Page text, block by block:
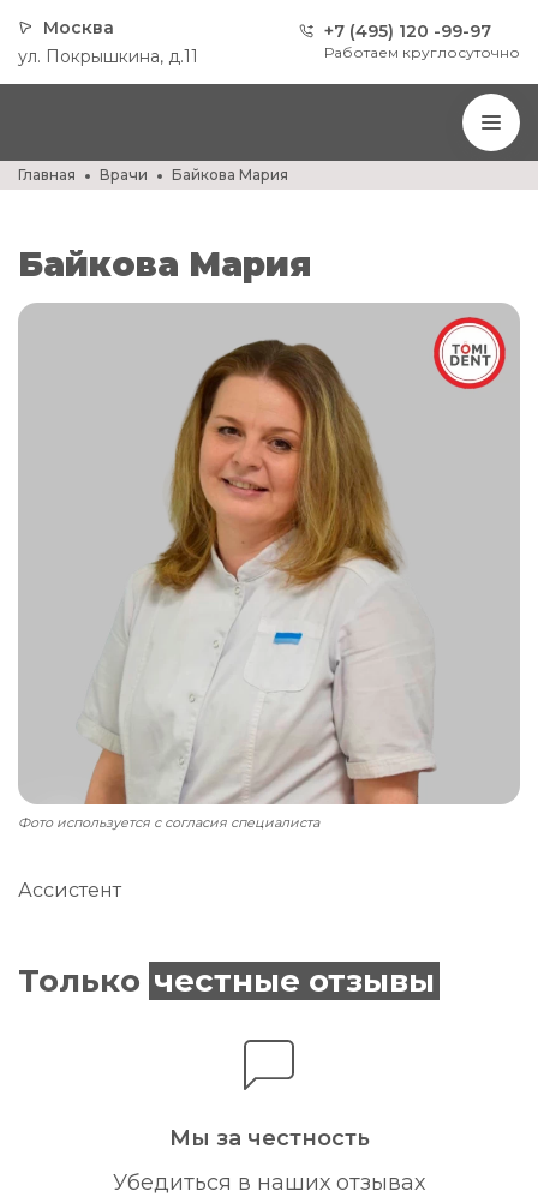
Москва
ул. Покрышкина, д.11
+7 (495) 120 -99-97
Работаем круглосуточно
Главная Врачи Байкова Мария
Байкова Мария
Фото используется с согласия специалиста
Ассистент
Только честные отзывы
Мы за честность
Убедиться в наших отзывах